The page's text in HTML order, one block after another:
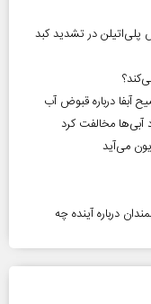
پلی‌اتیلن در تشدید کبد
درباره قبوض آب
می‌آید
درباره آینده چه